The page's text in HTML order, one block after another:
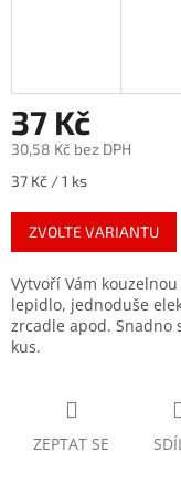
37 Kč
30,58 Kč bez DPH
Měrná
37 Kč / 1 ks
ZVOLTE VARIANTU
Vytvoří Vám
lepidlo, jednoduše
zrcadle apod. Snadno
kus.
ZEPTAT SE